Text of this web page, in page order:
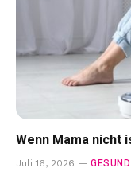
Wenn Mama nicht
Juli 16, 2026